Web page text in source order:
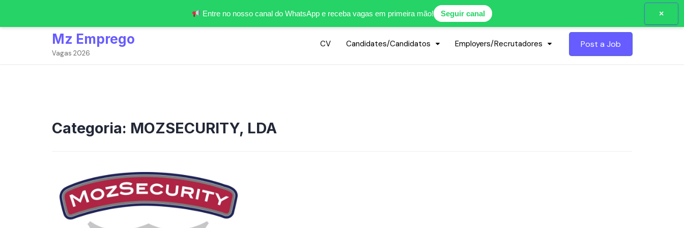
Entre no nosso canal do WhatsApp e receba vagas em primeira mão! Seguir canal ×
Skip
Mz Emprego
Vagas 2026
CV Candidates/Candidatos Employers/Recrutadores Post a Job
Categoria: MOZSECURITY, LDA